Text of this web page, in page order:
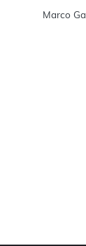
Marco